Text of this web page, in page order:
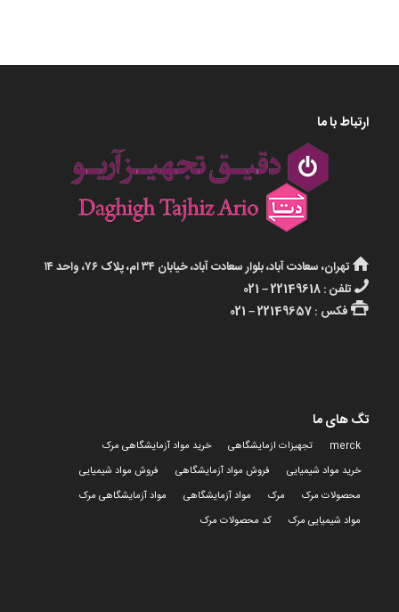
ارتباط با ما
تهران، سعادت آباد، بلوار سعادت آباد، خیابان ۳۴ ام، پلاک ۷۶، واحد ۱۴
تلفن : 22149618 – 021
فکس : 22149657 – 021
تگ های ما
merck تجهیزات ازمایشگاهی
خرید مواد آزمایشگاهی مرک
خرید مواد شیمیایی
فروش مواد آزمایشگاهی
فروش مواد شیمیایی
محصولات مرک
مرک مواد آزمایشگاهی
مواد آزمایشگاهی مرک
مواد شیمیایی مرک
کد محصولات مرک